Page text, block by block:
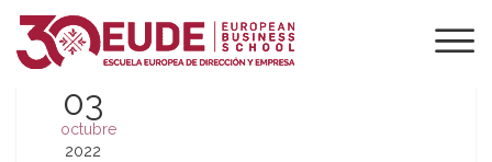
03
octubre
2022